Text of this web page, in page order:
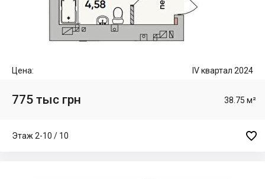
Цена: IV квартал 2024
775 тыс грн 38.75 м²
Этаж 2-10 / 10 